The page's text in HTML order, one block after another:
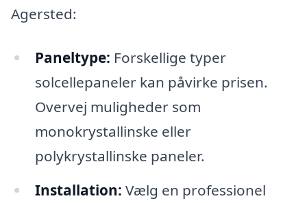
Agersted:
Paneltype: Forskellige typer
solcellepaneler kan påvirke prisen.
Overvej muligheder som
monokrystallinske eller
polykrystallinske paneler.
Installation: Vælg en professionel